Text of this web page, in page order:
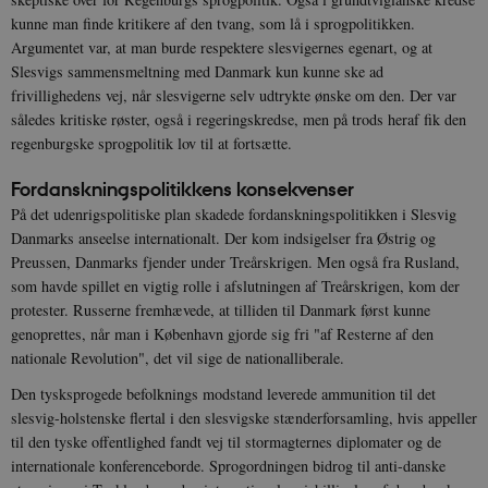
kunne man finde kritikere af den tvang, som lå i sprogpolitikken.
Argumentet var, at man burde respektere slesvigernes egenart, og at
Slesvigs sammensmeltning med Danmark kun kunne ske ad
frivillighedens vej, når slesvigerne selv udtrykte ønske om den. Der var
således kritiske røster, også i regeringskredse, men på trods heraf fik den
regenburgske sprogpolitik lov til at fortsætte.
Fordanskningspolitikkens konsekvenser
På det udenrigspolitiske plan skadede fordanskningspolitikken i Slesvig
Danmarks anseelse internationalt. Der kom indsigelser fra Østrig og
Preussen, Danmarks fjender under Treårskrigen. Men også fra Rusland,
som havde spillet en vigtig rolle i afslutningen af Treårskrigen, kom der
protester. Russerne fremhævede, at tilliden til Danmark først kunne
genoprettes, når man i København gjorde sig fri "af Resterne af den
nationale Revolution", det vil sige de nationalliberale.
Den tysksprogede befolknings modstand leverede ammunition til det
slesvig-holstenske flertal i den slesvigske stænderforsamling, hvis appeller
til den tyske offentlighed fandt vej til stormagternes diplomater og de
internationale konferenceborde. Sprogordningen bidrog til anti-danske
be_typo_user
TYPO3 Association
.danmarkshistorien.dk
sp_t
Spotify Inc.
sp_landing
Spotify Inc.
.spotify.com
JSESSIONID
Oracle Corporation
.nr-data.net
Session